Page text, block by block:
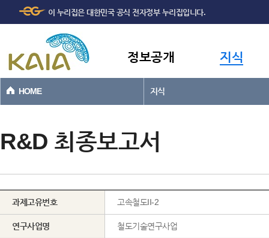
본문바로가기
이 누리집은 대한민국 공식 전자정부 누리집입니다.
정보공개 지식
HOME 지식
R&D 최종보고서
과제고유번호 고속철도II-2
연구사업명 철도기술연구사업